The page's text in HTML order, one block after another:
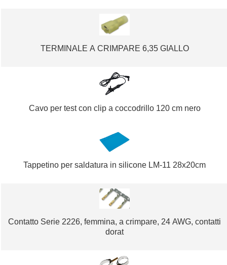
TERMINALE A CRIMPARE 6,35 GIALLO
Cavo per test con clip a coccodrillo 120 cm nero
Tappetino per saldatura in silicone LM-11 28x20cm
Contatto Serie 2226, femmina, a crimpare, 24 AWG, contatti
dorat